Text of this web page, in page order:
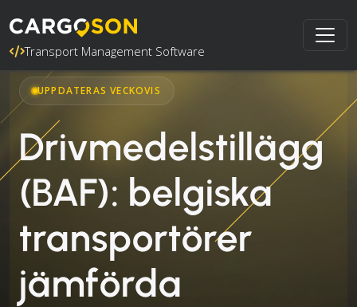
Transport Management Software
UPPDATERAS VECKOVIS
Drivmedelstillägg
(BAF): belgiska
transportörer
jämförda